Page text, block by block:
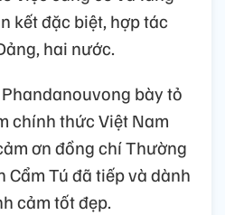
kết đặc biệt, hợp tác
hai nước.
bày tỏ
chính thức Việt Nam
ơn đồng chí Thường
Cẩm Tú đã tiếp và dành
cảm tốt đẹp.